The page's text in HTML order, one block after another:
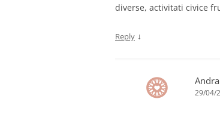
diverse, activitati civice
Reply ↓
29/04/